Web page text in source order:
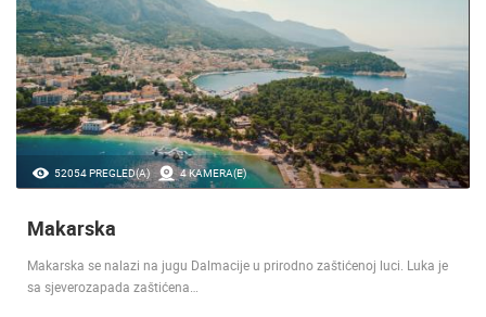
52054 PREGLED(A) 4 KAMERA(E)
Makarska
Makarska se nalazi na jugu Dalmacije u prirodno zaštićenoj luci. Luka je
sa sjeverozapada zaštićena…